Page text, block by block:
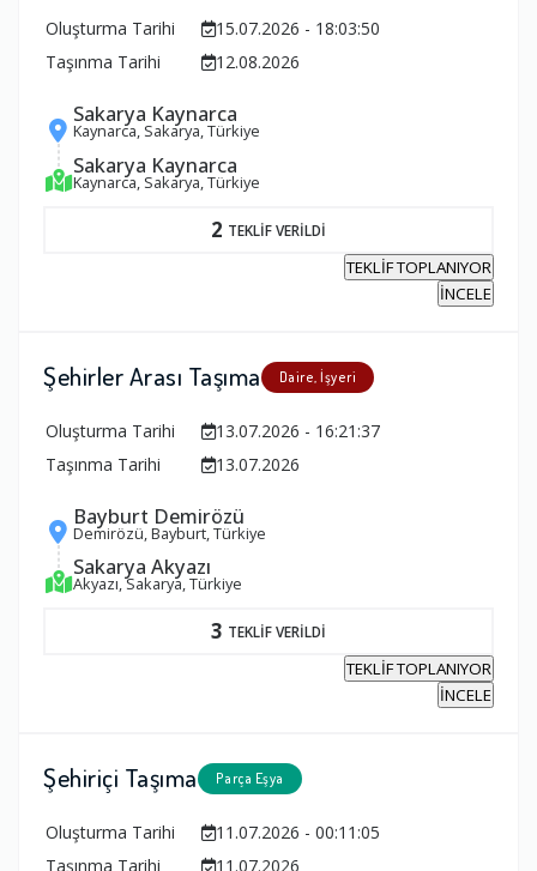
Oluşturma Tarihi
15.07.2026 - 18:03:50
Taşınma Tarihi
12.08.2026
Sakarya Kaynarca
Kaynarca, Sakarya, Türkiye
Sakarya Kaynarca
Kaynarca, Sakarya, Türkiye
2 TEKLİF VERİLDİ
TEKLİF TOPLANIYOR
İNCELE
Şehirler Arası Taşıma Daire, İşyeri
Oluşturma Tarihi
13.07.2026 - 16:21:37
Taşınma Tarihi
13.07.2026
Bayburt Demirözü
Demirözü, Bayburt, Türkiye
Sakarya Akyazı
Akyazı, Sakarya, Türkiye
3 TEKLİF VERİLDİ
TEKLİF TOPLANIYOR
İNCELE
Şehiriçi Taşıma Parça Eşya
Oluşturma Tarihi
11.07.2026 - 00:11:05
Taşınma Tarihi
11.07.2026